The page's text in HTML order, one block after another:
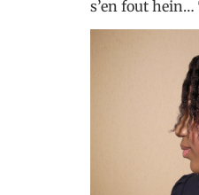
s’en fout hein…